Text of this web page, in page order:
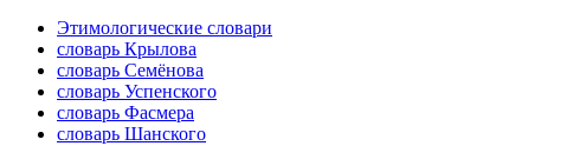
Этимологические словари
словарь Крылова
словарь Семёнова
словарь Успенского
словарь Фасмера
словарь Шанского